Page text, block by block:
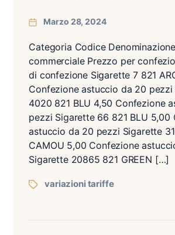
Marzo 28, 2024
Categoria Codice Denominazione
commerciale Prezzo per
di confezione Sigarette 7 821
Confezione astuccio da 20
4020 821 BLU 4,50 Confezione
pezzi Sigarette 66 821 BLU 5,00
astuccio da 20 pezzi Sigarette
CAMOU 5,00 Confezione
Sigarette 20865 821 GREEN […]
variazioni tariffe